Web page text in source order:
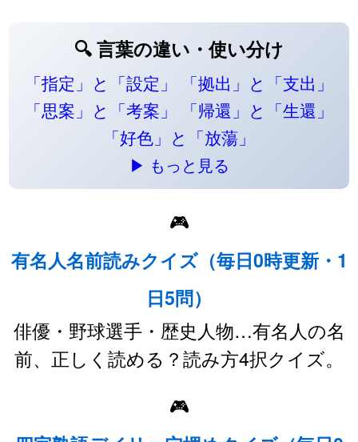
🔍 言葉の違い・使い分け
「指定」と「設定」
「拠出」と「支出」
「思案」と「考案」
「帰還」と「生還」
「好色」と「放蕩」
▶ もっと見る
🎮
有名人名前読みクイズ（毎日0時更新・1
日5問）
俳優・野球選手・歴史人物…有名人の名
前、正しく読める？読み方4択クイズ。
🎮